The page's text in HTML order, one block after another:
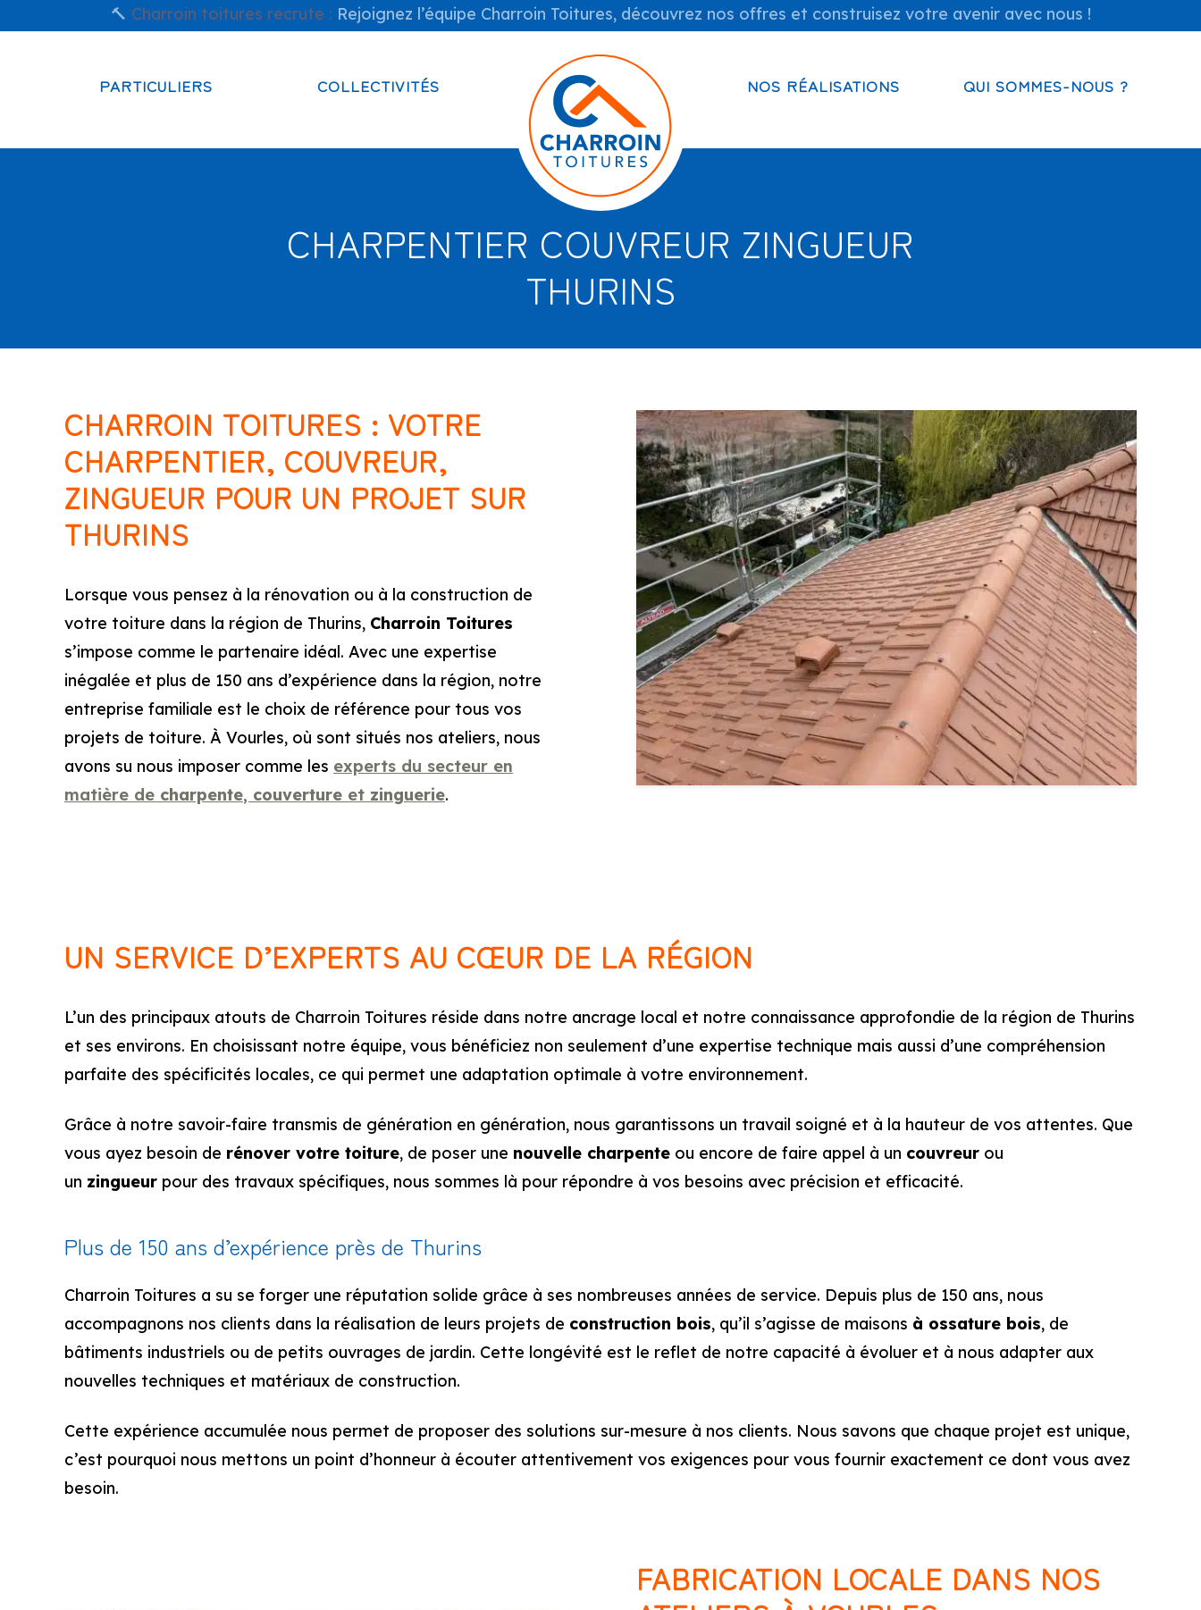
🔨 Charroin toitures recrute : Rejoignez l’équipe Charroin Toitures, découvrez nos offres et construisez votre avenir avec nous !
PARTICULIERS COLLECTIVITÉS NOS RÉALISATIONS QUI SOMMES-NOUS ?
CHARPENTIER COUVREUR ZINGUEUR
THURINS
CHARROIN TOITURES : VOTRE
CHARPENTIER, COUVREUR,
ZINGUEUR POUR UN PROJET SUR
THURINS
Lorsque vous pensez à la rénovation ou à la construction de
votre toiture dans la région de Thurins, Charroin Toitures
s’impose comme le partenaire idéal. Avec une expertise
inégalée et plus de 150 ans d’expérience dans la région, notre
entreprise familiale est le choix de référence pour tous vos
projets de toiture. À Vourles, où sont situés nos ateliers, nous
avons su nous imposer comme les experts du secteur en
matière de charpente, couverture et zinguerie.
UN SERVICE D’EXPERTS AU CŒUR DE LA RÉGION
L’un des principaux atouts de Charroin Toitures réside dans notre ancrage local et notre connaissance approfondie de la région de Thurins
et ses environs. En choisissant notre équipe, vous bénéficiez non seulement d’une expertise technique mais aussi d’une compréhension
parfaite des spécificités locales, ce qui permet une adaptation optimale à votre environnement.
Grâce à notre savoir-faire transmis de génération en génération, nous garantissons un travail soigné et à la hauteur de vos attentes. Que
vous ayez besoin de rénover votre toiture, de poser une nouvelle charpente ou encore de faire appel à un couvreur ou
un zingueur pour des travaux spécifiques, nous sommes là pour répondre à vos besoins avec précision et efficacité.
Plus de 150 ans d’expérience près de Thurins
Charroin Toitures a su se forger une réputation solide grâce à ses nombreuses années de service. Depuis plus de 150 ans, nous
accompagnons nos clients dans la réalisation de leurs projets de construction bois, qu’il s’agisse de maisons à ossature bois, de
bâtiments industriels ou de petits ouvrages de jardin. Cette longévité est le reflet de notre capacité à évoluer et à nous adapter aux
nouvelles techniques et matériaux de construction.
Cette expérience accumulée nous permet de proposer des solutions sur-mesure à nos clients. Nous savons que chaque projet est unique,
c’est pourquoi nous mettons un point d’honneur à écouter attentivement vos exigences pour vous fournir exactement ce dont vous avez
besoin.
FABRICATION LOCALE DANS NOS